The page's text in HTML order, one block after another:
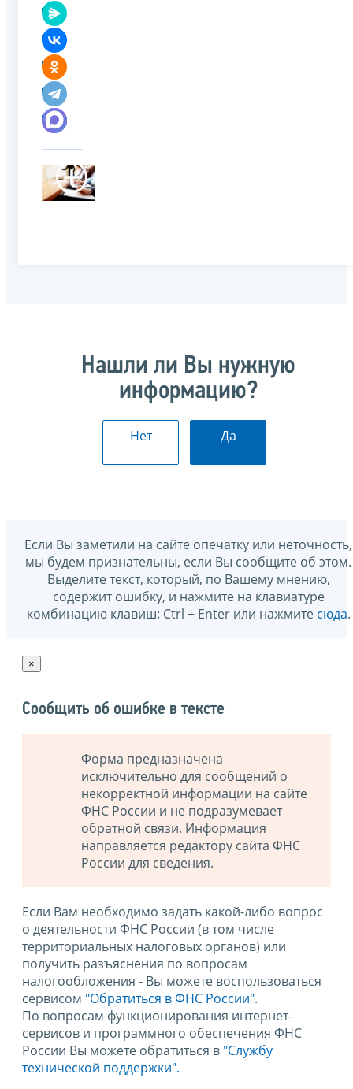
Нашли ли Вы нужную
информацию?
Нет Да
Если Вы заметили на сайте опечатку или неточность,
мы будем признательны, если Вы сообщите об этом.
Выделите текст, который, по Вашему мнению,
содержит ошибку, и нажмите на клавиатуре
комбинацию клавиш: Ctrl + Enter или нажмите сюда.
×
Сообщить об ошибке в тексте
Форма предназначена
исключительно для сообщений о
некорректной информации на сайте
ФНС России и не подразумевает
обратной связи. Информация
направляется редактору сайта ФНС
России для сведения.
Если Вам необходимо задать какой-либо вопрос
о деятельности ФНС России (в том числе
территориальных налоговых органов) или
получить разъяснения по вопросам
налогообложения - Вы можете воспользоваться
сервисом "Обратиться в ФНС России".
По вопросам функционирования интернет-
сервисов и программного обеспечения ФНС
России Вы можете обратиться в "Службу
технической поддержки".